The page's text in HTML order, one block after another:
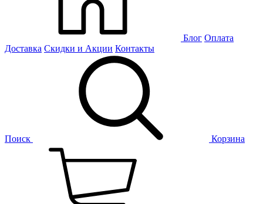
Блог Оплата
Доставка Скидки и Акции Контакты
Поиск Корзина